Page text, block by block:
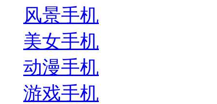
风景手机
美女手机
动漫手机
游戏手机